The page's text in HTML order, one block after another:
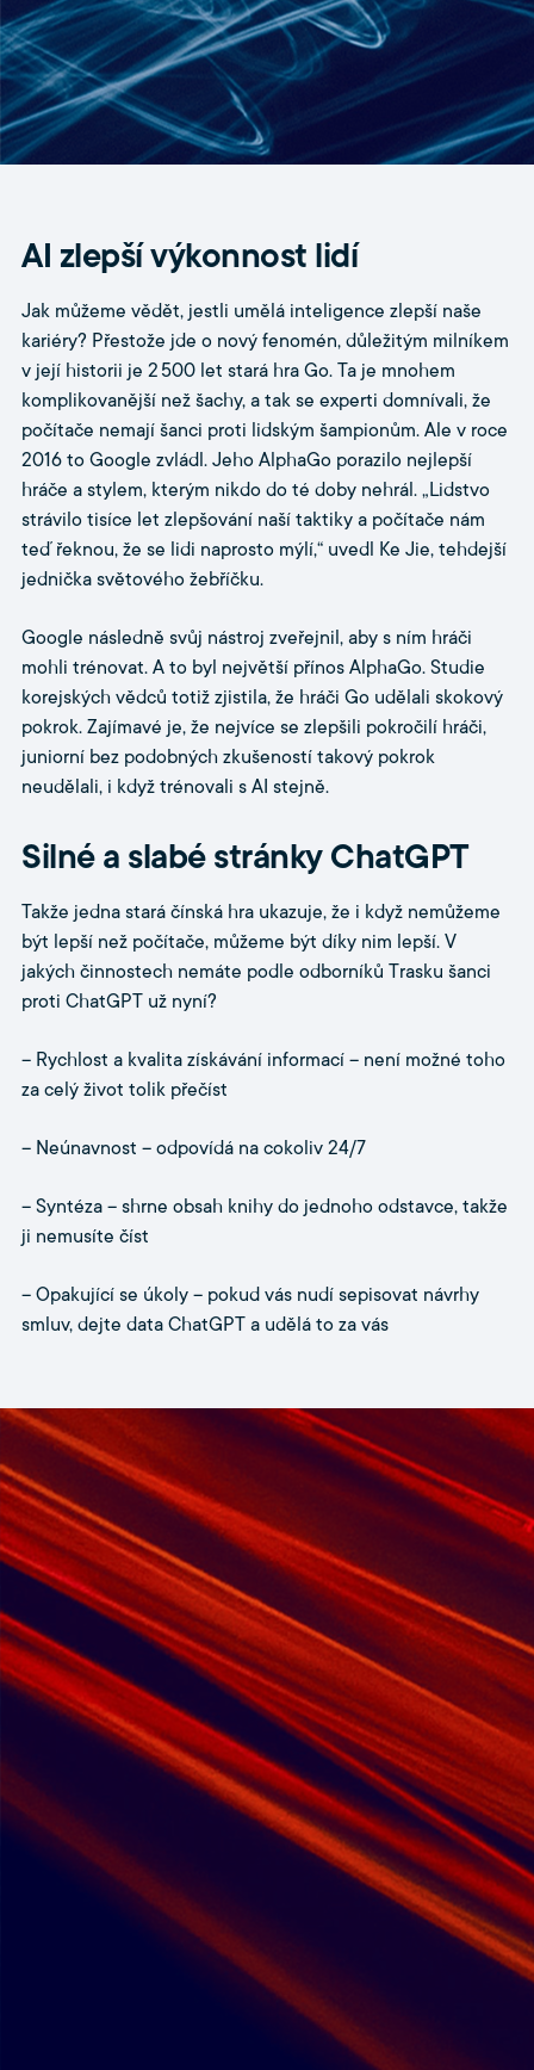
AI zlepší výkonnost lidí
Jak můžeme vědět, jestli umělá inteligence zlepší naše
kariéry? Přestože jde o nový fenomén, důležitým milníkem
v její historii je 2 500 let stará hra Go. Ta je mnohem
komplikovanější než šachy, a tak se experti domnívali, že
počítače nemají šanci proti lidským šampionům. Ale v roce
2016 to Google zvládl. Jeho AlphaGo porazilo nejlepší
hráče a stylem, kterým nikdo do té doby nehrál. „Lidstvo
strávilo tisíce let zlepšování naší taktiky a počítače nám
teď řeknou, že se lidi naprosto mýlí,“ uvedl Ke Jie, tehdejší
jednička světového žebříčku.
Google následně svůj nástroj zveřejnil, aby s ním hráči
mohli trénovat. A to byl největší přínos AlphaGo. Studie
korejských vědců totiž zjistila, že hráči Go udělali skokový
pokrok. Zajímavé je, že nejvíce se zlepšili pokročilí hráči,
juniorní bez podobných zkušeností takový pokrok
neudělali, i když trénovali s AI stejně.
Silné a slabé stránky ChatGPT
Takže jedna stará čínská hra ukazuje, že i když nemůžeme
být lepší než počítače, můžeme být díky nim lepší. V
jakých činnostech nemáte podle odborníků Trasku šanci
proti ChatGPT už nyní?
– Rychlost a kvalita získávání informací – není možné toho
za celý život tolik přečíst
– Neúnavnost – odpovídá na cokoliv 24/7
– Syntéza – shrne obsah knihy do jednoho odstavce, takže
ji nemusíte číst
– Opakující se úkoly – pokud vás nudí sepisovat návrhy
smluv, dejte data ChatGPT a udělá to za vás